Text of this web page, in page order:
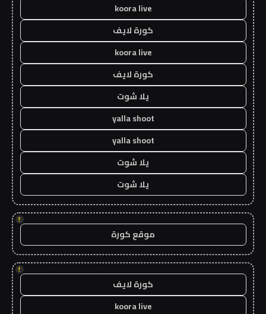
koora live
كورة لايف
koora live
كورة لايف
يلا شوت
yalla shoot
yalla shoot
يلا شوت
يلا شوت
!
موقع كورة
!
كورة لايف
koora live